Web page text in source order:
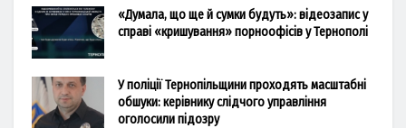
«Думала, що ще й сумки будуть»: відеозапис у
справі «кришування» порноофісів у Тернополі
У поліції Тернопільщини проходять масштабні
обшуки: керівнику слідчого управління
оголосили підозру